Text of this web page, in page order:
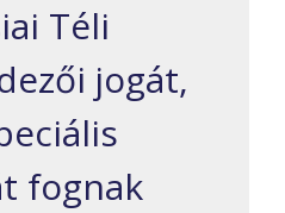
Téli
jogát,
fognak